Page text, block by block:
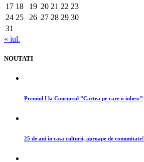
17 18 19 20 21 22 23
24 25 26 27 28 29 30
31
« iul.
NOUTATI
Premiul I la Concursul ”Cartea pe care o iubesc”
25 de ani în casa culturii, aproape de comunitate!